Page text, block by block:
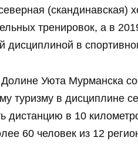
(скандинавская)
тренировок, а в
дисциплиной в
Уюта Мурманска
туризму в дисциплине
дистанцию в 10
60 человек из 12